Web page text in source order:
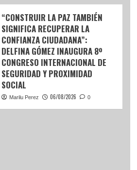
“CONSTRUIR LA PAZ TAMBIÉN
SIGNIFICA RECUPERAR LA
CONFIANZA CIUDADANA”:
DELFINA GÓMEZ INAUGURA 8º
CONGRESO INTERNACIONAL DE
SEGURIDAD Y PROXIMIDAD
SOCIAL
Marilu Perez 06/08/2026 0